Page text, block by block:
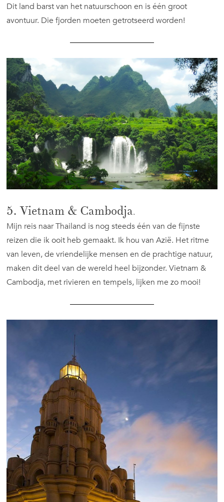
Dit land barst van het natuurschoon en is één groot
avontuur. Die fjorden moeten getrotseerd worden!
5. Vietnam & Cambodja.
Mijn reis naar Thailand is nog steeds één van de fijnste
reizen die ik ooit heb gemaakt. Ik hou van Azië. Het ritme
van leven, de vriendelijke mensen en de prachtige natuur,
maken dit deel van de wereld heel bijzonder. Vietnam &
Cambodja, met rivieren en tempels, lijken me zo mooi!